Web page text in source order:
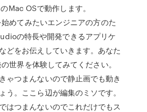
Mac OSで動作します。
めてみたいエンジニアの方のた
の特長や開発できるアプリケ
どをお伝えしていきます。あなた
世界を体験してみてください。
ゃつまんないので静止画でも動き
う。ここら辺が編集のミソです。
はつまんないのでこれだけでもス